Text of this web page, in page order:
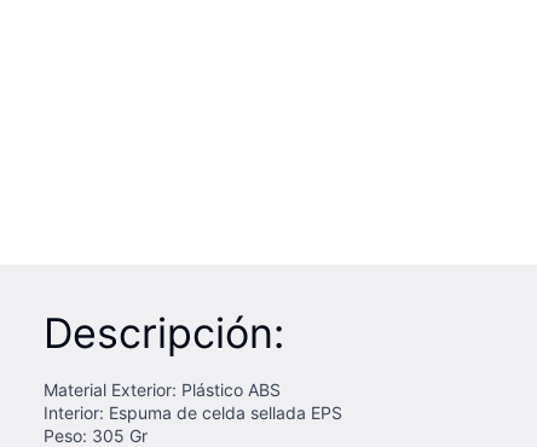
Descripción:
Material Exterior: Plástico ABS
Interior: Espuma de celda sellada EPS
Peso: 305 Gr